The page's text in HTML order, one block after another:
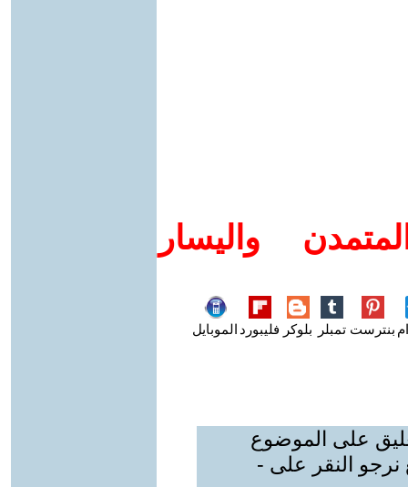
واليسار
بنترست تمبلر بلوكر فليبورد الموبايل
على الموضوع
نرجو النقر على -